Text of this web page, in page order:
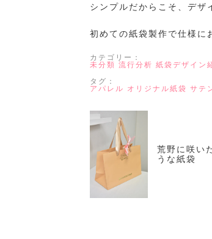
シンプルだからこそ、デザ
初めての紙袋製作で仕様に
カテゴリー：
未分類 流行分析 紙袋デザイン
タグ：
アパレル オリジナル紙袋 サテ
荒野に咲い
うな紙袋